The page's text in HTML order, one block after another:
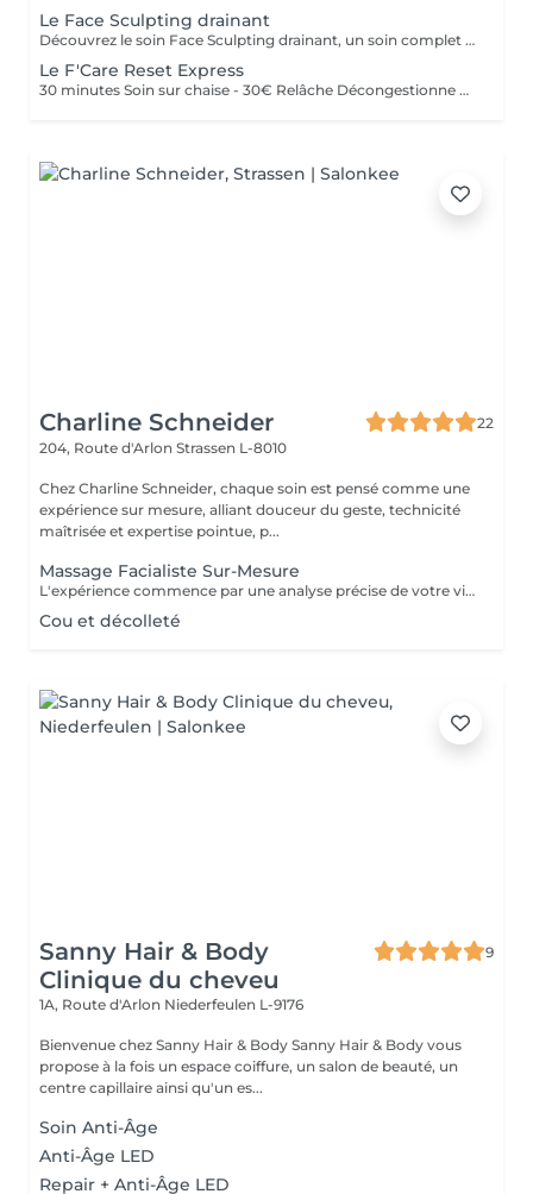
Le Face Sculpting drainant
Découvrez le soin Face Sculpting drainant, un soin complet spécialement conçu pour rétablir l'équilibre de la peau, chasser les gonflements et sculpter le visage. Pour qui ? Pour affiner et sculpter le visage, renforcer la barrière cutanée de toutes les peaux et tout particulièrement des peaux sensibles, sujettes au manque d'éclat, aux imperfections, aux rougeurs, à la rosacée. Bénéfices : Le grain de peau est lisse. Immédiatement après le soin, la peau est saine et radieuse. Elle retrouve sa vitalité. Elle respire. Déroulement du soin: Nettoyage profond de la peau Massage drainant et modelage du visage pour relancer la microcirculation, le renouvellement cellulaire, défatiguer le regard, redessiner les contour des visage. Durée : Soin modelage (60 minutes) : 160€ Lieu : F'Care Studio, 22 rue de Bruxelles, 8223 Mamer, Luxembourg (place de parking privée) Ajoutez 15 minutes à la durée du soin pour l'installation et le départ de la cabine.
Le F'Care Reset Express
30 minutes Soin sur chaise - 30€ Relâche Décongestionne Ravive l'éclat Le F'Care Reset Express est une véritable pause bien-être conçue pour relâcher les tensions accumulées dans le haut du corps et redonner instantanément de l'éclat au visage. Installée confortablement sur une chaise ergonomique et sans avoir besoin de vous changer, profitez d'un massage ciblé de la nuque, des épaules, du crâne et du visage. Grâce à des manuvres précises inspirées des techniques facialistes, ce soin libère les tensions musculaires, stimule la microcirculation et réveille les traits fatigués. En seulement 30 minutes, le visage paraît plus détendu, le regard plus ouvert et l'esprit retrouve calme et clarté. Pour qui ? Idéal si vous manquez de temps, travaillez de longues heures devant un écran, ressentez des tensions dans la nuque ou souhaitez retrouver un visage reposé avant un rendez-vous, un événement ou simplement au cours de votre journée. Les bienfaits : Relâche les tensions de la nuque, des épaules et de la mâchoire. Défatigue les traits et illumine le teint. Stimule la circulation et le drainage naturel. Procure une sensation immédiate de légèreté et de détente. Offre une pause revitalisante sans huile et sans se déshabiller. Le petit reset qui fait toute la différence. Lieu : F'Care Studio, 22 rue de Bruxelles à Mamer (Luxembourg). Place de parking privative.
Charline Schneider
22
204, Route d'Arlon Strassen L-8010
Chez Charline Schneider, chaque soin est pensé comme une
expérience sur mesure, alliant douceur du geste, technicité
maîtrisée et expertise pointue, p...
Massage Facialiste Sur-Mesure
L'expérience commence par une analyse précise de votre visage, prenant en compte la peau, les volumes osseux, graisseux et musculaires, ainsi que les mimiques et expressions qui lui sont propres. Cette expertise nous permet de personnaliser chaque geste, pour répondre aux signes de fatigue, de vieillissement ou simplement pour révéler un teint lumineux et reposé. Selon les besoins de votre peau et de votre morphologie, nous combinons les techniques les plus efficaces : Kobido, Gua Sha, stretching, drainage lymphatique et massage intra-buccal. Chaque séance devient un rituel unique, pensé pour harmoniser les volumes, relâcher les tensions et révéler l'éclat naturel de votre visage. Pour un résultat optimal, le massage facialiste s'apprécie idéalement une fois par mois. Cette régularité stimule la production naturelle de collagène, préserve fermeté et élasticité et agit en profondeur sur la prévention du vieillissement cutané. Les effets sont visibles dès la première séance, et se renforcent séance après séance. Astuce glow : ajoutez une séance de LED juste après le massage. La lumière rouge booste la production de collagène et d'elastine responsable de la fermeté et de l'élasticité de la peau. Pour un grand jour mariage, shooting, évènement, prévoir la séance 24 à 48 h avant, pour un visage reposé, repulpé, naturellement lumineux.
Cou et décolleté
Sanny Hair & Body
Clinique du cheveu
9
1A, Route d'Arlon Niederfeulen L-9176
Bienvenue chez Sanny Hair & Body Sanny Hair & Body vous
propose à la fois un espace coiffure, un salon de beauté, un
centre capillaire ainsi qu'un es...
Soin Anti-Âge
Anti-Âge LED
Repair + Anti-Âge LED